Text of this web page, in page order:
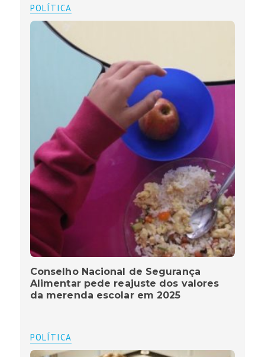
POLÍTICA
Conselho Nacional de Segurança
Alimentar pede reajuste dos valores
da merenda escolar em 2025
POLÍTICA